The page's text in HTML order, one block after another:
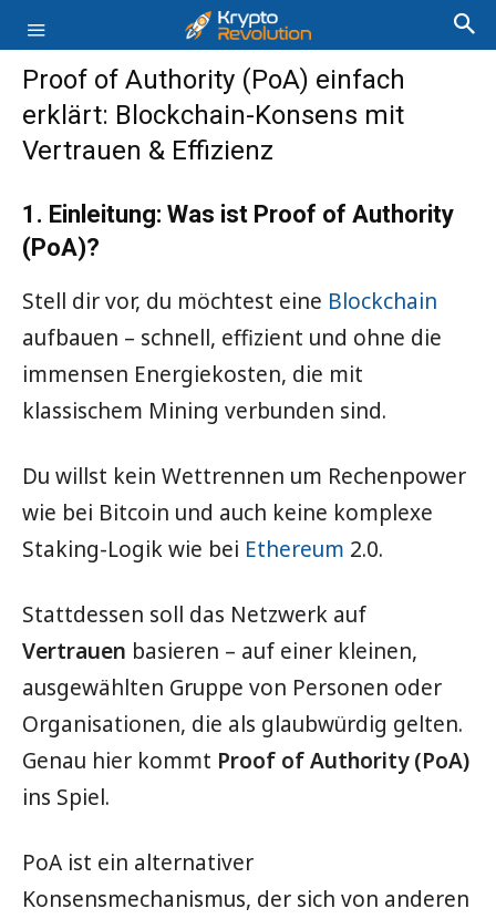
Proof of Authority (PoA) einfach
erklärt: Blockchain-Konsens mit
Vertrauen & Effizienz
1. Einleitung: Was ist Proof of Authority
(PoA)?
Stell dir vor, du möchtest eine Blockchain
aufbauen – schnell, effizient und ohne die
immensen Energiekosten, die mit
klassischem Mining verbunden sind.
Du willst kein Wettrennen um Rechenpower
wie bei Bitcoin und auch keine komplexe
Staking-Logik wie bei Ethereum 2.0.
Stattdessen soll das Netzwerk auf
Vertrauen basieren – auf einer kleinen,
ausgewählten Gruppe von Personen oder
Organisationen, die als glaubwürdig gelten.
Genau hier kommt Proof of Authority (PoA)
ins Spiel.
PoA ist ein alternativer
Konsensmechanismus, der sich von anderen